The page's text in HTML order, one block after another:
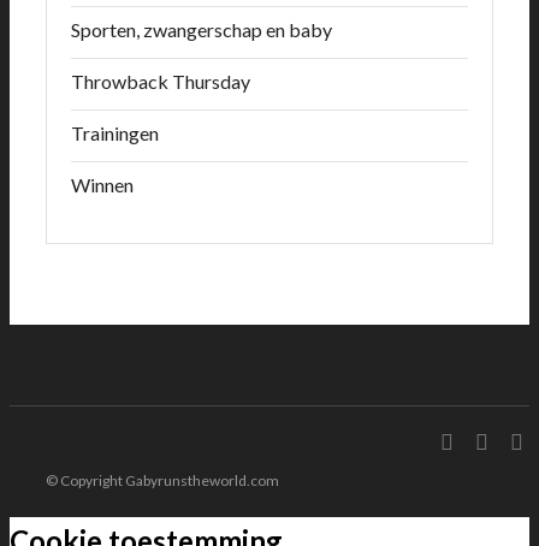
Sporten, zwangerschap en baby
Throwback Thursday
Trainingen
Winnen
© Copyright Gabyrunstheworld.com